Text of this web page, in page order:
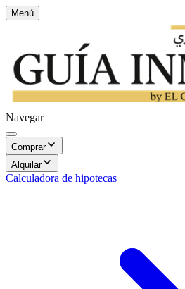
Menú
Navegar
Comprar
Alquilar
Calculadora de hipotecas